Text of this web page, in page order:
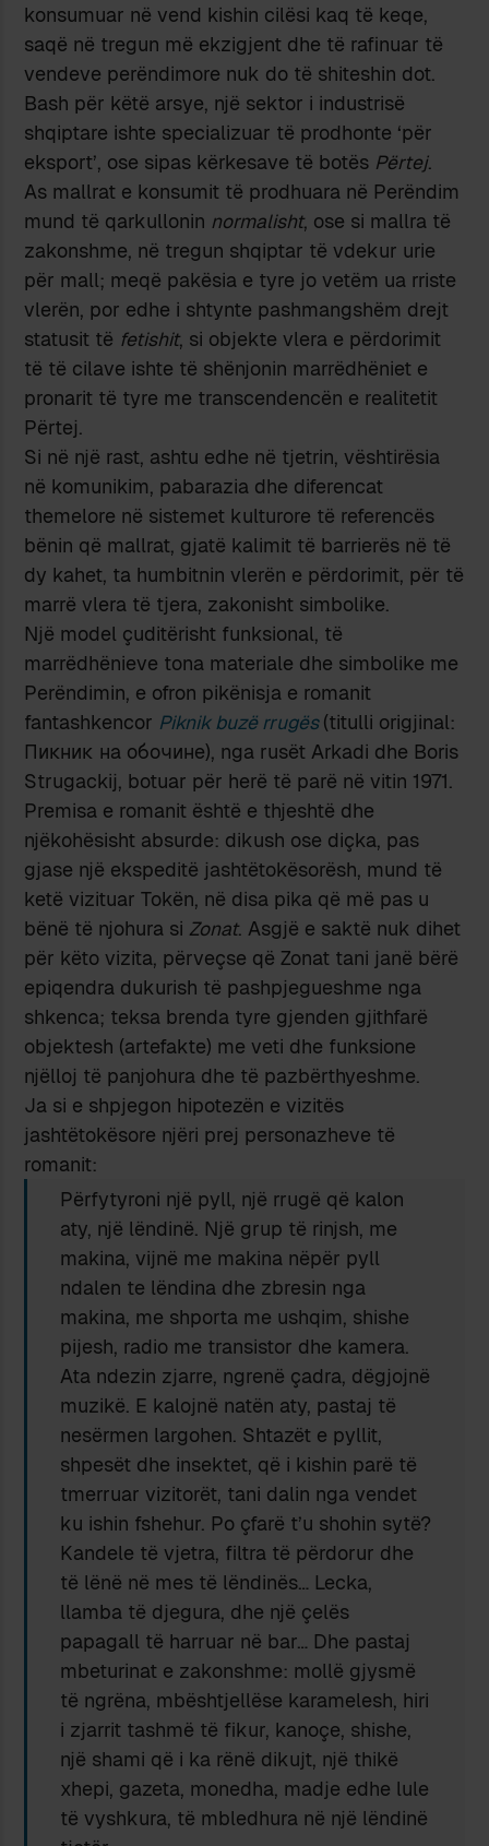
konsumuar në vend kishin cilësi kaq të keqe,
saqë në tregun më ekzigjent dhe të rafinuar të
vendeve perëndimore nuk do të shiteshin dot.
Bash për këtë arsye, një sektor i industrisë
shqiptare ishte specializuar të prodhonte ‘për
eksport’, ose sipas kërkesave të botës Përtej.
As mallrat e konsumit të prodhuara në Perëndim
mund të qarkullonin normalisht, ose si mallra të
zakonshme, në tregun shqiptar të vdekur urie
për mall; meqë pakësia e tyre jo vetëm ua rriste
vlerën, por edhe i shtynte pashmangshëm drejt
statusit të fetishit, si objekte vlera e përdorimit
të të cilave ishte të shënjonin marrëdhëniet e
pronarit të tyre me transcendencën e realitetit
Përtej.
Si në një rast, ashtu edhe në tjetrin, vështirësia
në komunikim, pabarazia dhe diferencat
themelore në sistemet kulturore të referencës
bënin që mallrat, gjatë kalimit të barrierës në të
dy kahet, ta humbitnin vlerën e përdorimit, për të
marrë vlera të tjera, zakonisht simbolike.
Një model çuditërisht funksional, të
marrëdhënieve tona materiale dhe simbolike me
Perëndimin, e ofron pikënisja e romanit
fantashkencor Piknik buzë rrugës (titulli origjinal:
Пикник на обочине), nga rusët Arkadi dhe Boris
Strugackij, botuar për herë të parë në vitin 1971.
Premisa e romanit është e thjeshtë dhe
njëkohësisht absurde: dikush ose diçka, pas
gjase një ekspeditë jashtëtokësorësh, mund të
ketë vizituar Tokën, në disa pika që më pas u
bënë të njohura si Zonat. Asgjë e saktë nuk dihet
për këto vizita, përveçse që Zonat tani janë bërë
epiqendra dukurish të pashpjegueshme nga
shkenca; teksa brenda tyre gjenden gjithfarë
objektesh (artefakte) me veti dhe funksione
njëlloj të panjohura dhe të pazbërthyeshme.
Ja si e shpjegon hipotezën e vizitës
jashtëtokësore njëri prej personazheve të
romanit:
Përfytyroni një pyll, një rrugë që kalon
aty, një lëndinë. Një grup të rinjsh, me
makina, vijnë me makina nëpër pyll
ndalen te lëndina dhe zbresin nga
makina, me shporta me ushqim, shishe
pijesh, radio me transistor dhe kamera.
Ata ndezin zjarre, ngrenë çadra, dëgjojnë
muzikë. E kalojnë natën aty, pastaj të
nesërmen largohen. Shtazët e pyllit,
shpesët dhe insektet, që i kishin parë të
tmerruar vizitorët, tani dalin nga vendet
ku ishin fshehur. Po çfarë t’u shohin sytë?
Kandele të vjetra, filtra të përdorur dhe
të lënë në mes të lëndinës… Lecka,
llamba të djegura, dhe një çelës
papagall të harruar në bar… Dhe pastaj
mbeturinat e zakonshme: mollë gjysmë
të ngrëna, mbështjellëse karamelesh, hiri
i zjarrit tashmë të fikur, kanoçe, shishe,
një shami që i ka rënë dikujt, një thikë
xhepi, gazeta, monedha, madje edhe lule
të vyshkura, të mbledhura në një lëndinë